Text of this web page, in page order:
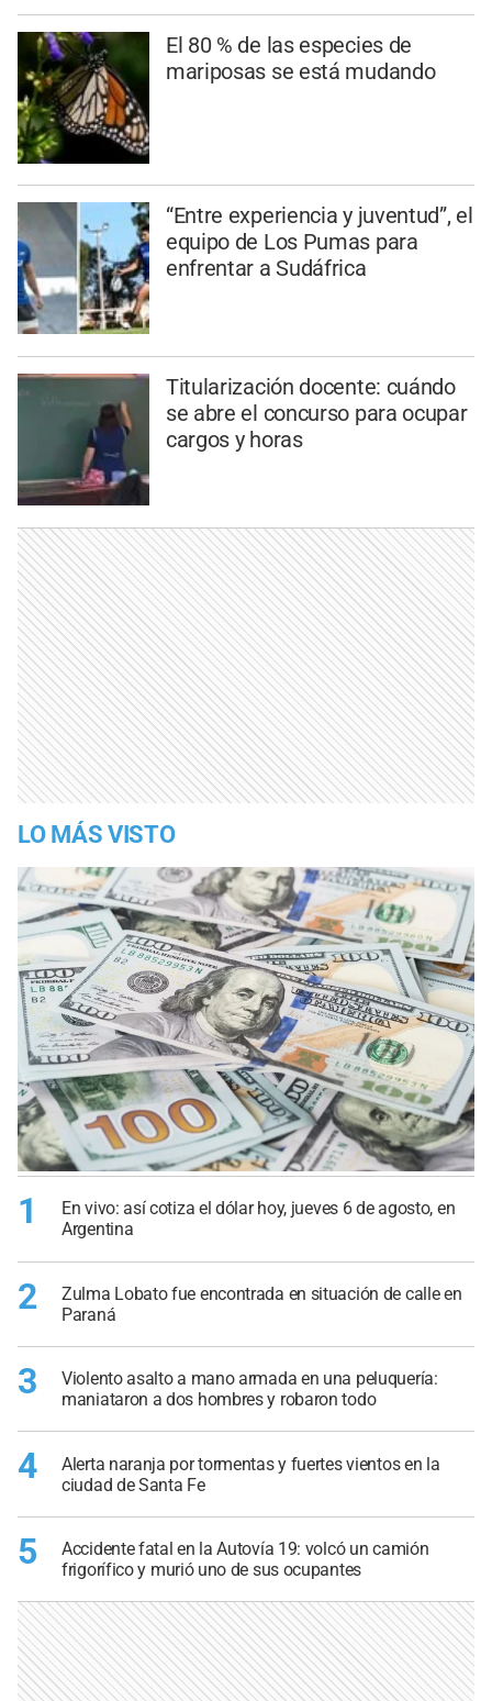
El 80 % de las especies de
mariposas se está mudando
“Entre experiencia y juventud”, el
equipo de Los Pumas para
enfrentar a Sudáfrica
Titularización docente: cuándo
se abre el concurso para ocupar
cargos y horas
LO MÁS VISTO
1
En vivo: así cotiza el dólar hoy, jueves 6 de agosto, en
Argentina
2
Zulma Lobato fue encontrada en situación de calle en
Paraná
3
Violento asalto a mano armada en una peluquería:
maniataron a dos hombres y robaron todo
4
Alerta naranja por tormentas y fuertes vientos en la
ciudad de Santa Fe
5
Accidente fatal en la Autovía 19: volcó un camión
frigorífico y murió uno de sus ocupantes